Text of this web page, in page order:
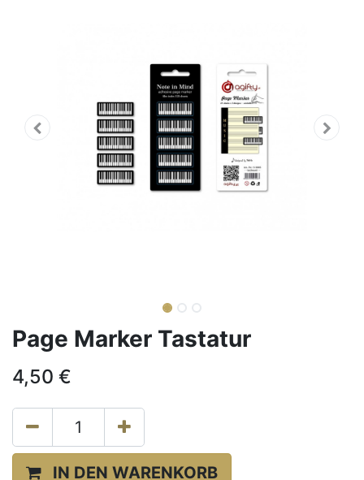
Page Marker Tastatur
4,50 €
IN DEN WARENKORB